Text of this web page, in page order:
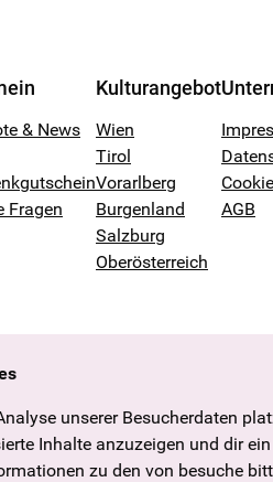
& News
Fragen
Kulturangebot
Wien
Tirol
Vorarlberg
Burgenland
Salzburg
Oberösterreich
AGB
unserer Besucherdaten
Inhalte anzuzeigen und dir
zu den von besuche